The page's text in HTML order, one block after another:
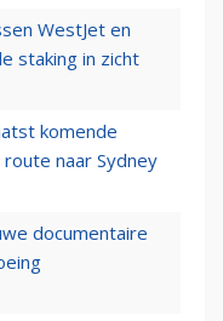
WestJet en
staking in zicht
komende
naar Sydney
documentaire